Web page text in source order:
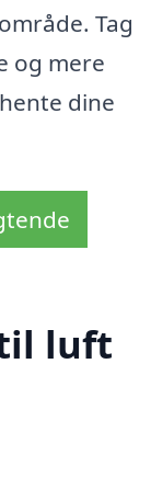
Tag
og mere
dine
luft